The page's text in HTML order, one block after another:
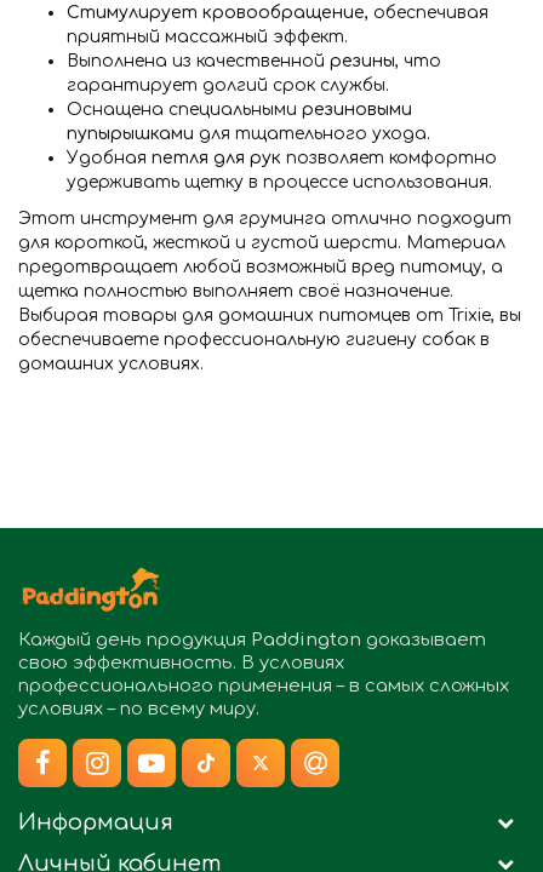
Стимулирует кровообращение, обеспечивая
приятный массажный эффект.
Выполнена из качественной резины, что
гарантирует долгий срок службы.
Оснащена специальными резиновыми
пупырышками для тщательного ухода.
Удобная петля для рук позволяет комфортно
удерживать щетку в процессе использования.
Этот инструмент для груминга отлично подходит
для короткой, жесткой и густой шерсти. Материал
предотвращает любой возможный вред питомцу, а
щетка полностью выполняет своё назначение.
Выбирая товары для домашних питомцев от Trixie, вы
обеспечиваете профессиональную гигиену собак в
домашних условиях.
Каждый день продукция Paddington доказывает
свою эффективность. В условиях
профессионального применения – в самых сложных
условиях – по всему миру.
Информация
Личный кабинет